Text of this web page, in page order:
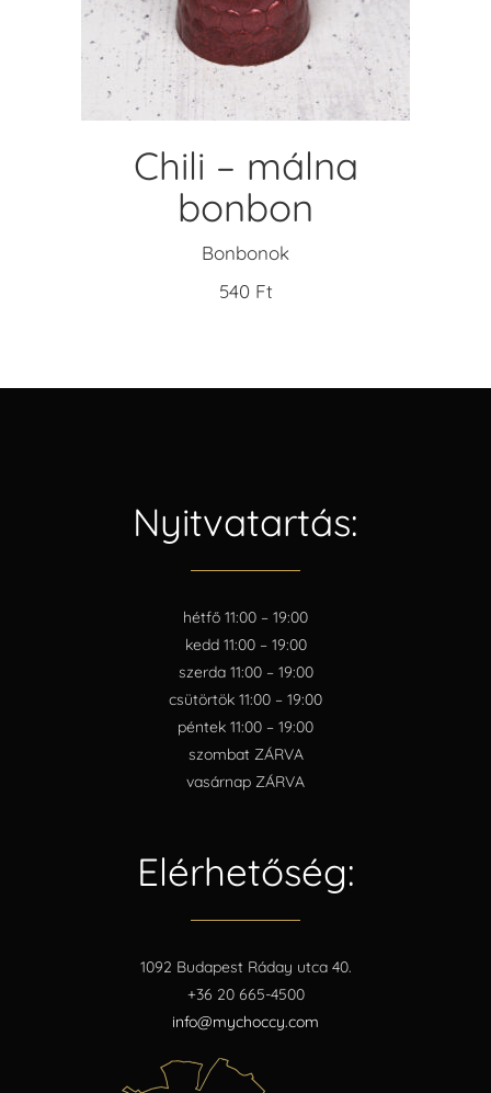
KOSÁRBA TESZEM
Chili – málna
bonbon
Bonbonok
540 Ft
Nyitvatartás:
hétfő 11:00 – 19:00
kedd 11:00 – 19:00
szerda 11:00 – 19:00
csütörtök 11:00 – 19:00
péntek 11:00 – 19:00
szombat ZÁRVA
vasárnap ZÁRVA
Elérhetőség:
1092 Budapest Ráday utca 40.
+36 20 665-4500
info@mychoccy.com